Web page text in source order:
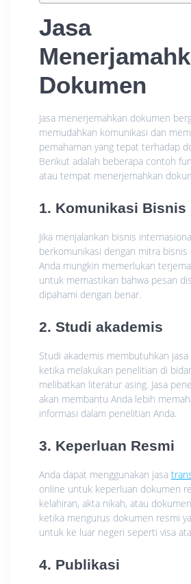
Jasa
Dokumen
Jasa menerjemahkan dokumen
memudahkan komunikasi dan
pemahaman yang tepat terhadap
Berikut adalah beberapa contoh
atau tempat menerjemahkan
1. Komunikasi Bisnis
Jika menjalankan bisnis
berkomunikasi dengan mitra bisnis
Anda mungkin memerlukan
untuk memastikan bahwa pesan
dipahami dengan benar.
2. Studi akademis
Studi akademis membutuhkan
ketika melakukan penelitian di
melibatkan literatur asing. Jasa
akan membantu Anda lebih
informasi dalam penelitian Anda.
3. Keperluan Resmi
Anda dapat menggunakan jasa
online untuk keperluan dokumen
kelahiran, akta nikah, atau
ketika mengurus dokumen resmi
untuk ke luar negeri seperti visa
4. Publikasi